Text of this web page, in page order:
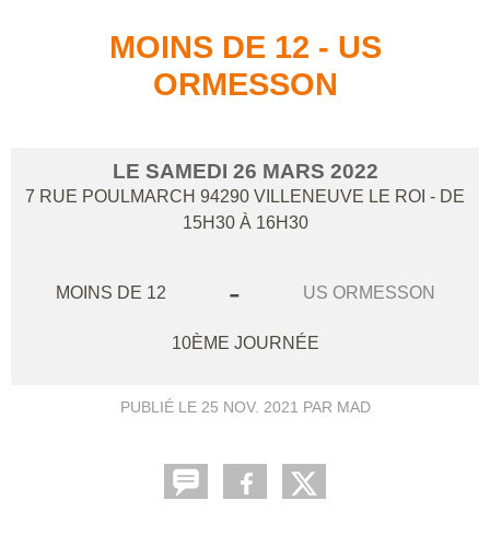
MOINS DE 12 - US
ORMESSON
LE SAMEDI 26 MARS 2022
7 RUE POULMARCH 94290 VILLENEUVE LE ROI - DE
15H30 À 16H30
MOINS DE 12 - US ORMESSON
10ÈME JOURNÉE
PUBLIÉ LE 25 NOV. 2021 PAR MAD